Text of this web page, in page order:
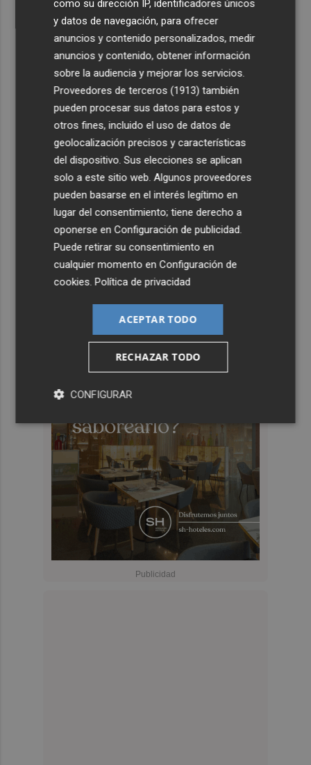
como su dirección IP, identificadores únicos
y datos de navegación, para ofrecer
anuncios y contenido personalizados, medir
anuncios y contenido, obtener información
sobre la audiencia y mejorar los servicios.
Proveedores de terceros (1913) también
pueden procesar sus datos para estos y
otros fines, incluido el uso de datos de
geolocalización precisos y características
del dispositivo. Sus elecciones se aplican
solo a este sitio web. Algunos proveedores
pueden basarse en el interés legítimo en
lugar del consentimiento; tiene derecho a
oponerse enConfiguración de publicidad
Puede retirar su consentimiento en
cualquier momento enConfiguración de
cookies .Política de privacidad
ACEPTAR TODO
RECHAZAR TODO
CONFIGURAR